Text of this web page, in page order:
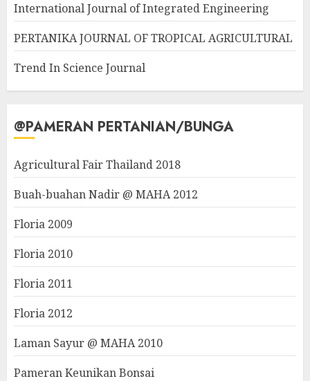
International Journal of Integrated Engineering
PERTANIKA JOURNAL OF TROPICAL AGRICULTURAL
Trend In Science Journal
@PAMERAN PERTANIAN/BUNGA
Agricultural Fair Thailand 2018
Buah-buahan Nadir @ MAHA 2012
Floria 2009
Floria 2010
Floria 2011
Floria 2012
Laman Sayur @ MAHA 2010
Pameran Keunikan Bonsai